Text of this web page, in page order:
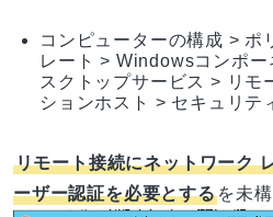
コンピューターの構成 > ポ
レート > Windowsコンポ
スクトップサービス > リモ
ションホスト > セキュリテ
リモート接続にネットワーク
ーザー認証を必要とするを未